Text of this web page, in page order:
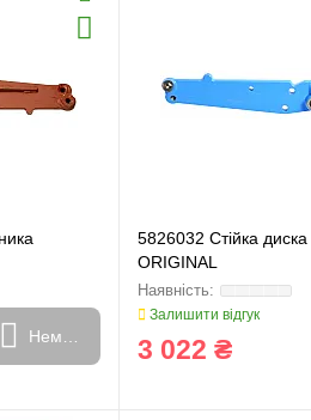
Немає в наявності
5826032 Стійка
ORIGINAL
Залишити відгук
3 022 ₴